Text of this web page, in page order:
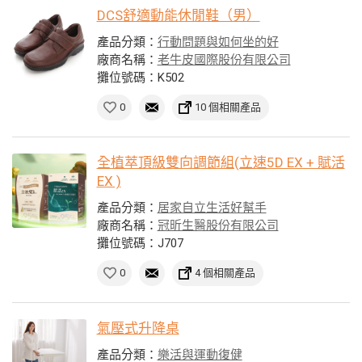
DCS舒適動能休閒鞋（男）
產品分類： 行動問題與如何坐的好
廠商名稱： 老牛皮國際股份有限公司
攤位號碼：K502
0 10 個相關產品
全植萃頂級雙向調節組(立速5D EX + 賦活
EX )
產品分類： 居家自立生活好幫手
廠商名稱： 冠昕生醫股份有限公司
攤位號碼：J707
0 4 個相關產品
氣壓式升降桌
產品分類： 樂活與運動復健